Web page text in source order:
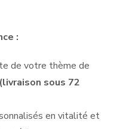
:
de votre thème de
(livraison sous 72
en vitalité et